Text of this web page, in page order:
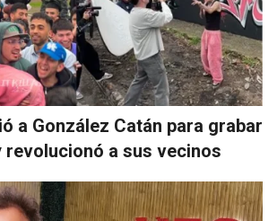
a González Catán para grabar
revolucionó a sus vecinos